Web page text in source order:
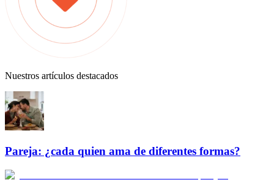
Nuestros artículos destacados
Pareja: ¿cada quien ama de diferentes formas?